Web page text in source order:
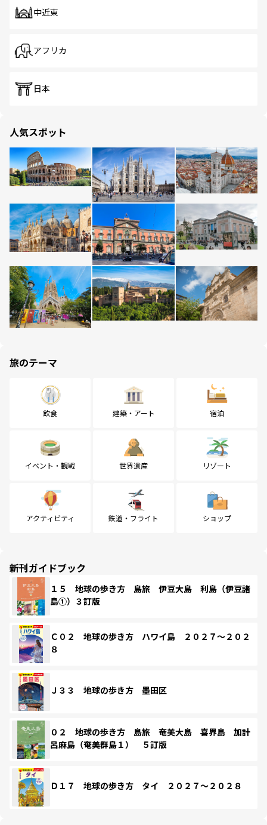
中近東
アフリカ
日本
人気スポット
旅のテーマ
飲食 建築・アート 宿泊
イベント・観戦 世界遺産 リゾート
アクティビティ 鉄道・フライト ショップ
新刊ガイドブック
１５ 地球の歩き方 島旅 伊豆大島 利島（伊豆諸
島①）３訂版
Ｃ０２ 地球の歩き方 ハワイ島 ２０２７～２０２
８
Ｊ３３ 地球の歩き方 墨田区
０２ 地球の歩き方 島旅 奄美大島 喜界島 加計
呂麻島（奄美群島１） ５訂版
Ｄ１７ 地球の歩き方 タイ ２０２７～２０２８